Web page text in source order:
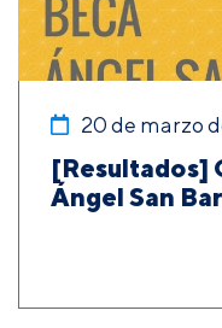
20 de marzo
[Resultados]
Ángel San